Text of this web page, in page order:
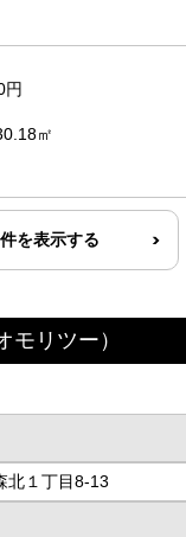
円
㎡
を表示する
モリツー）
北１丁目8-13